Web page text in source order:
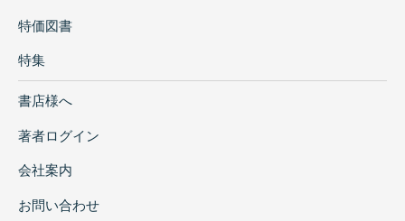
特価図書
特集
書店様へ
著者ログイン
会社案内
お問い合わせ